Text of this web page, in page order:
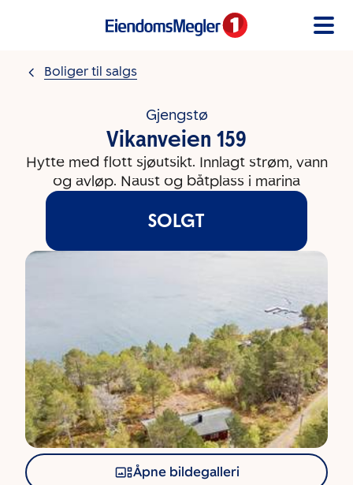
Boliger til salgs
Gjengstø
Vikanveien 159
Hytte med flott sjøutsikt. Innlagt strøm, vann
og avløp. Naust og båtplass i marina
SOLGT
Åpne bildegalleri